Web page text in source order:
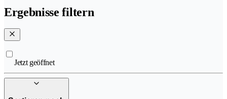
Ergebnisse filtern
Jetzt geöffnet